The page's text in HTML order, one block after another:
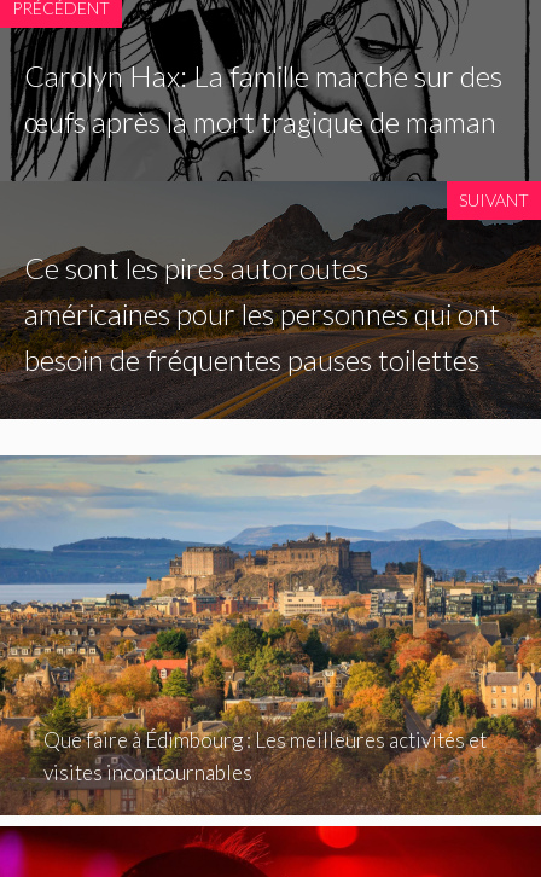
PRÉCÉDENT
Carolyn Hax: La famille marche sur des
œufs après la mort tragique de maman
SUIVANT
Ce sont les pires autoroutes
américaines pour les personnes qui ont
besoin de fréquentes pauses toilettes
Que faire à Édimbourg : Les meilleures activités et
visites incontournables